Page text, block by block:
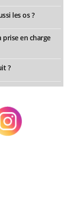
les os ?
prise en charge
?